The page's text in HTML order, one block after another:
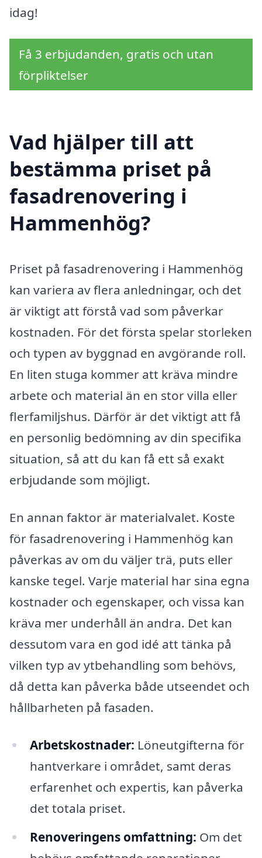
idag!
Få 3 erbjudanden, gratis och utan
förpliktelser
Vad hjälper till att
bestämma priset på
fasadrenovering i
Hammenhög?
Priset på fasadrenovering i Hammenhög
kan variera av flera anledningar, och det
är viktigt att förstå vad som påverkar
kostnaden. För det första spelar storleken
och typen av byggnad en avgörande roll.
En liten stuga kommer att kräva mindre
arbete och material än en stor villa eller
flerfamiljshus. Därför är det viktigt att få
en personlig bedömning av din specifika
situation, så att du kan få ett så exakt
erbjudande som möjligt.
En annan faktor är materialvalet. Koste
för fasadrenovering i Hammenhög kan
påverkas av om du väljer trä, puts eller
kanske tegel. Varje material har sina egna
kostnader och egenskaper, och vissa kan
kräva mer underhåll än andra. Det kan
dessutom vara en god idé att tänka på
vilken typ av ytbehandling som behövs,
då detta kan påverka både utseendet och
hållbarheten på fasaden.
Arbetskostnader: Löneutgifterna för
hantverkare i området, samt deras
erfarenhet och expertis, kan påverka
det totala priset.
Renoveringens omfattning: Om det